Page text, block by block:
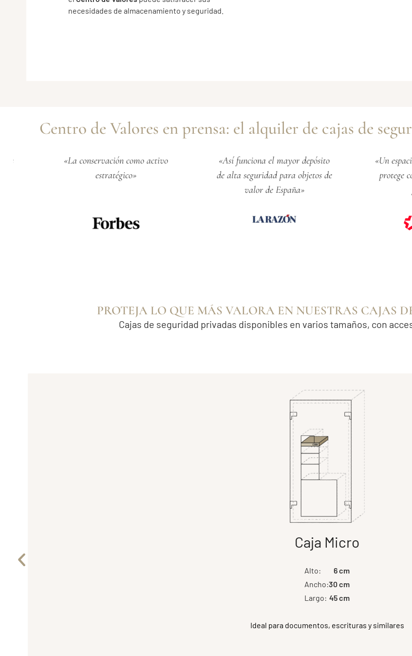
necesidades de almacenamiento y seguridad.
Centro de Valores en prensa: el alquiler de cajas de
«La conservación como activo
estratégico»
«Así funciona el mayor depósito
de alta seguridad para objetos de
valor de España»
«Un espacio
protege con
PROTEJA LO QUE MÁS VALORA EN NUESTRAS CAJAS
Cajas de seguridad privadas disponibles en varios tamaños, con
Caja Micro
Alto:
6 cm
Ancho:30 cm
Largo: 45 cm
Ideal para documentos, escrituras y similares